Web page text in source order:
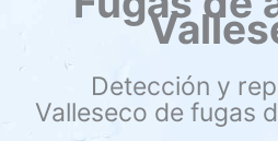
Detección y
Valleseco de fugas